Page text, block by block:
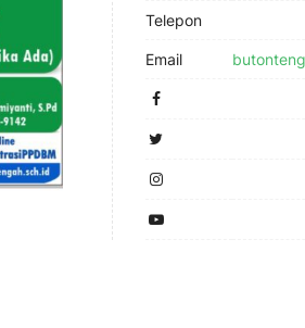
Telepon
Email